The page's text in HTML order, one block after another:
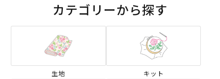
カテゴリーから探す
生地 キット